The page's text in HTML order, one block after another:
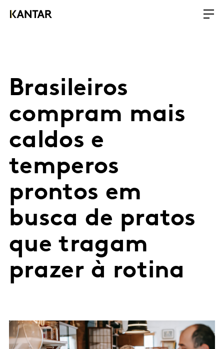
Brasileiros
compram mais
caldos e
temperos
prontos em
busca de pratos
que tragam
prazer à rotina